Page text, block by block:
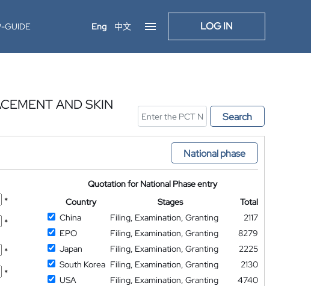
GUIDE Eng 中文 LOG IN
AND SKIN
Search
National phase
*
*
*
*
Quotation for National Phase entry
Country
Stages
Total
China
Filing, Examination, Granting
2117
EPO
Filing, Examination, Granting
8279
Japan
Filing, Examination, Granting
2225
South Korea Filing, Examination, Granting
2130
USA
Filing, Examination, Granting
4740